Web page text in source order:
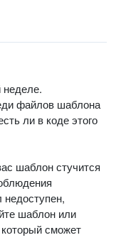
файлов шаблона
ли в коде этого
шаблон стучится
недоступен,
шаблон или
сможет